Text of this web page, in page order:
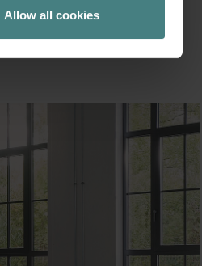
Allow all cookies